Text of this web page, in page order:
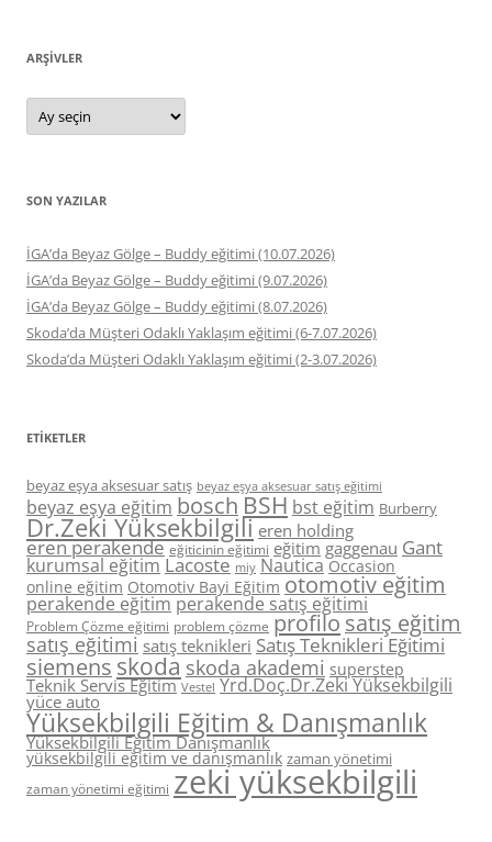
ARŞIVLER
Arşivler
SON YAZILAR
İGA’da Beyaz Gölge – Buddy eğitimi (10.07.2026)
İGA’da Beyaz Gölge – Buddy eğitimi (9.07.2026)
İGA’da Beyaz Gölge – Buddy eğitimi (8.07.2026)
Skoda’da Müşteri Odaklı Yaklaşım eğitimi (6-7.07.2026)
Skoda’da Müşteri Odaklı Yaklaşım eğitimi (2-3.07.2026)
ETIKETLER
beyaz eşya aksesuar satış beyaz eşya aksesuar satış eğitimi
beyaz eşya eğitim boschBSH bst eğitim Burberry
Dr.Zeki Yüksekbilgili eren holding
eren perakende eğiticinin eğitimi eğitim gaggenau Gant
kurumsal eğitim Lacoste miy Nautica Occasion
online eğitim Otomotiv Bayi Eğitim otomotiv eğitim
perakende eğitimperakende satış eğitimi
Problem Çözme eğitimi problem çözme profilosatış eğitim
satış eğitimi satış teknikleri Satış Teknikleri Eğitimi
siemens skoda skoda akademi superstep
Teknik Servis Eğitim Vestel Yrd.Doç.Dr.Zeki Yüksekbilgili
yüce auto
Yüksekbilgili Eğitim & Danışmanlık
Yüksekbilgili Eğitim Danışmanlık
yüksekbilgili eğitim ve danışmanlık zaman yönetimi
zaman yönetimi eğitimi zeki yüksekbilgili